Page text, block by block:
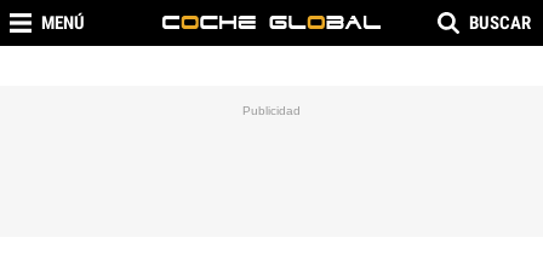
MENÚ BUSCAR